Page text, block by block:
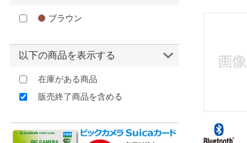
ブラウン
以下の商品を表示する
在庫がある商品
販売終了商品を含める